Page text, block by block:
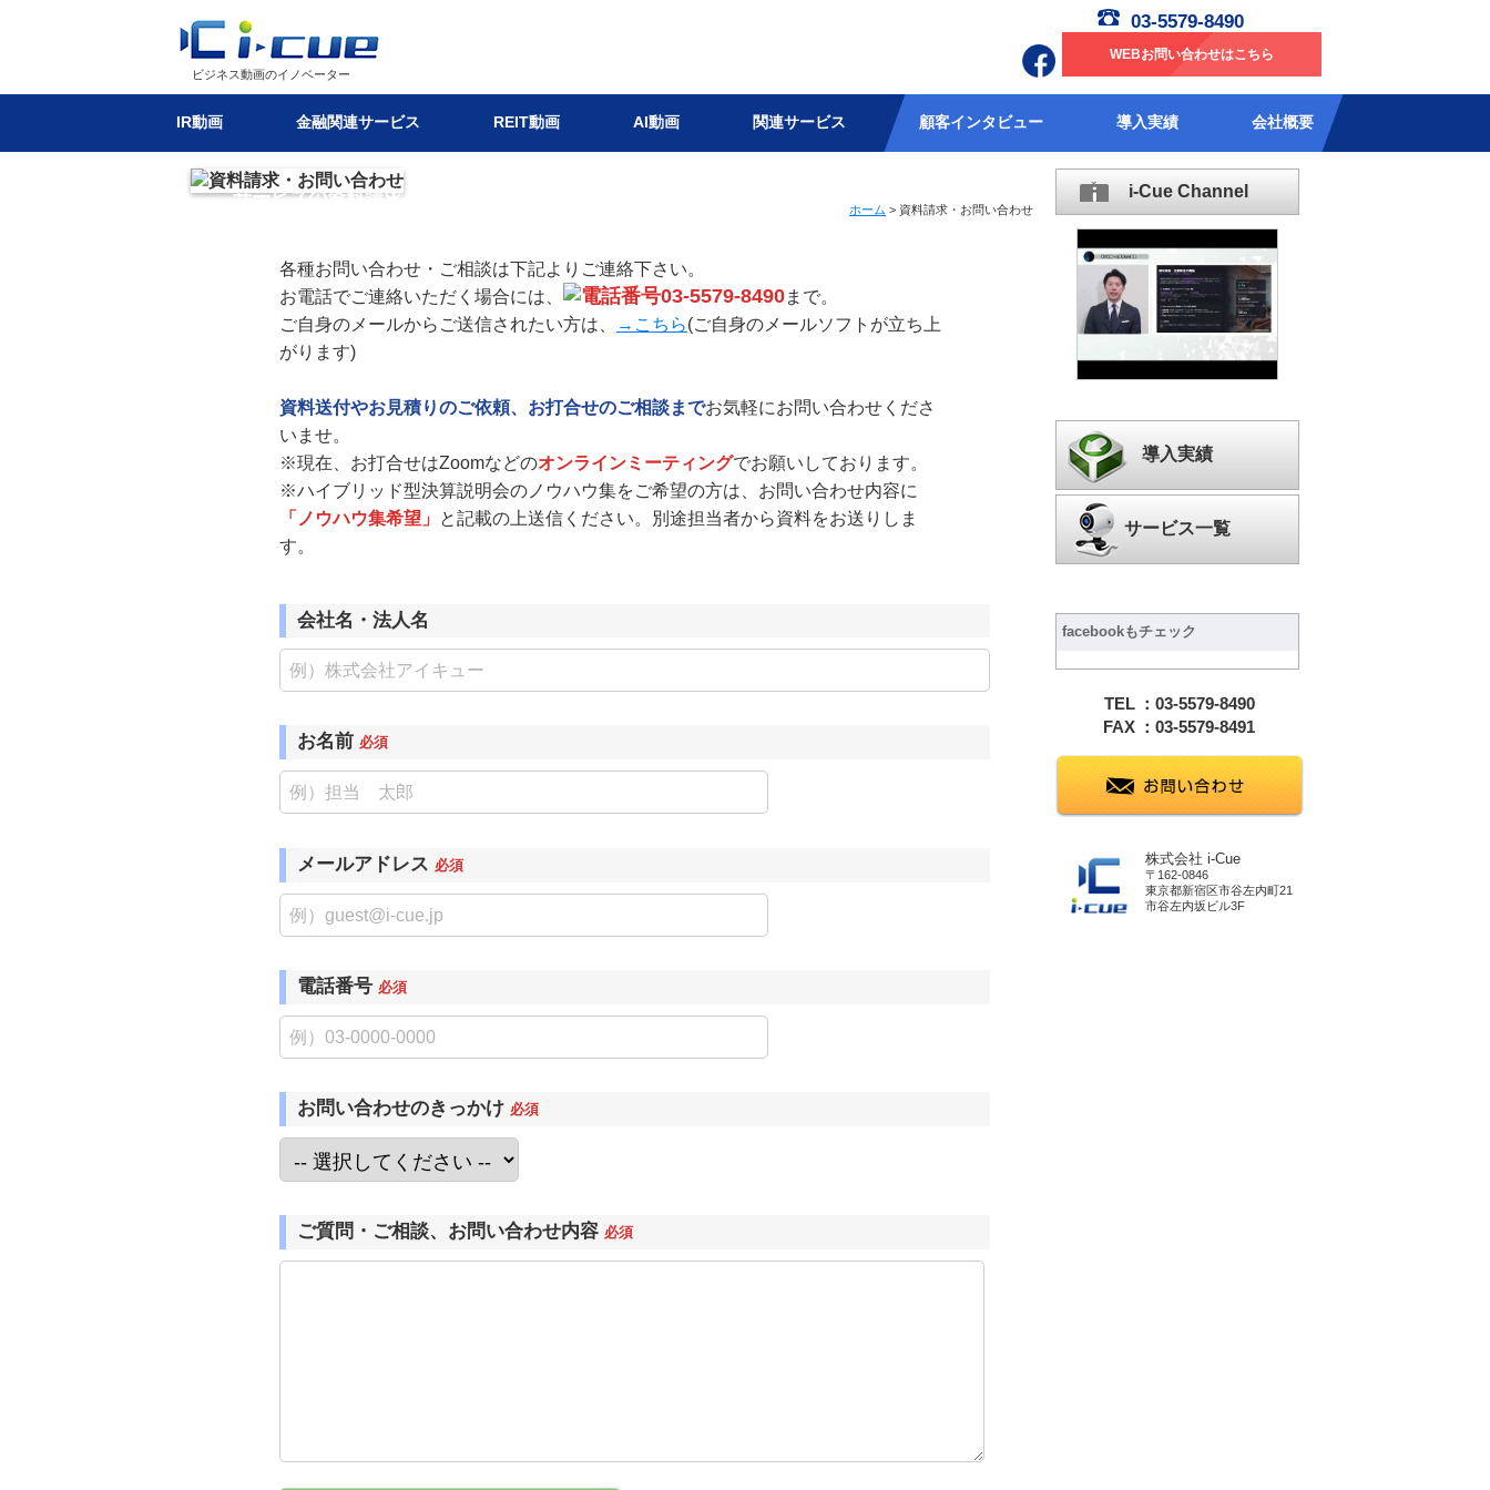
ビジネス動画のイノベーター
03-5579-8490
WEBお問い合わせはこちら
IR動画 金融関連サービス REIT動画 AI動画 関連サービス 顧客インタビュー 導入実績 会社概要
サービスの資料請求・お問い合わせをお待ちしております
ホーム > 資料請求・お問い合わせ
各種お問い合わせ・ご相談は下記よりご連絡下さい。
お電話でご連絡いただく場合には、
03-5579-8490まで。
ご自身のメールからご送信されたい方は、
→こちら(ご自身のメールソフトが立ち上
がります)
資料送付やお見積りのご依頼、お打合せのご相談までお気軽にお問い合わせくださ
いませ。
※現在、お打合せはZoomなどのオンラインミーティングでお願いしております。
※ハイブリッド型決算説明会のノウハウ集をご希望の方は、お問い合わせ内容に
「ノウハウ集希望」
と記載の上送信ください。別途担当者から資料をお送りしま
す。
会社名・法人名
お名前 必須
メールアドレス 必須
電話番号 必須
お問い合わせのきっかけ 必須
ご質問・ご相談、お問い合わせ内容 必須
i-Cue Channel
導入実績
サービス一覧
facebookもチェック
TEL ：03-5579-8490
FAX ：03-5579-8491
株式会社 i-Cue
〒162-0846
東京都新宿区市谷左内町21
市谷左内坂ビル3F